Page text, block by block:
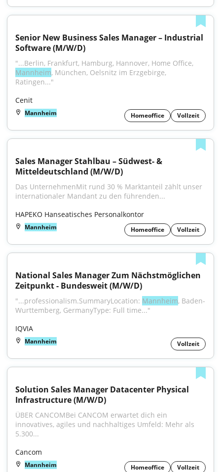
Senior New Business Sales Manager – Industrial
Software (M/W/D)
Mannheim, München, Oelsnitz im Erzgebirge,
Ratingen..."
Cenit
Mannheim Homeoffice Vollzeit
Sales Manager Stahlbau – Südwest- &
Mitteldeutschland (M/W/D)
Das UnternehmenMit rund 30 % Marktanteil zählt unser
internationaler Mandant zu den führenden...
HAPEKO Hanseatisches Personalkontor
Mannheim Homeoffice Vollzeit
National Sales Manager Zum Nächstmöglichen
Zeitpunkt - Bundesweit (M/W/D)
"...professionalism.SummaryLocation: Mannheim, Baden-
Wurttemberg, GermanyType: Full time..."
IQVIA
Mannheim Vollzeit
Solution Sales Manager Datacenter Physical
Infrastructure (M/W/D)
ÜBER CANCOMBei CANCOM erwartet dich ein
innovatives, agiles und nachhaltiges Umfeld: Mehr als
5.300...
Cancom
Mannheim Homeoffice Vollzeit